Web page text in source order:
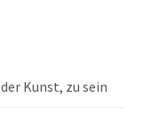
Kunst, zu sein